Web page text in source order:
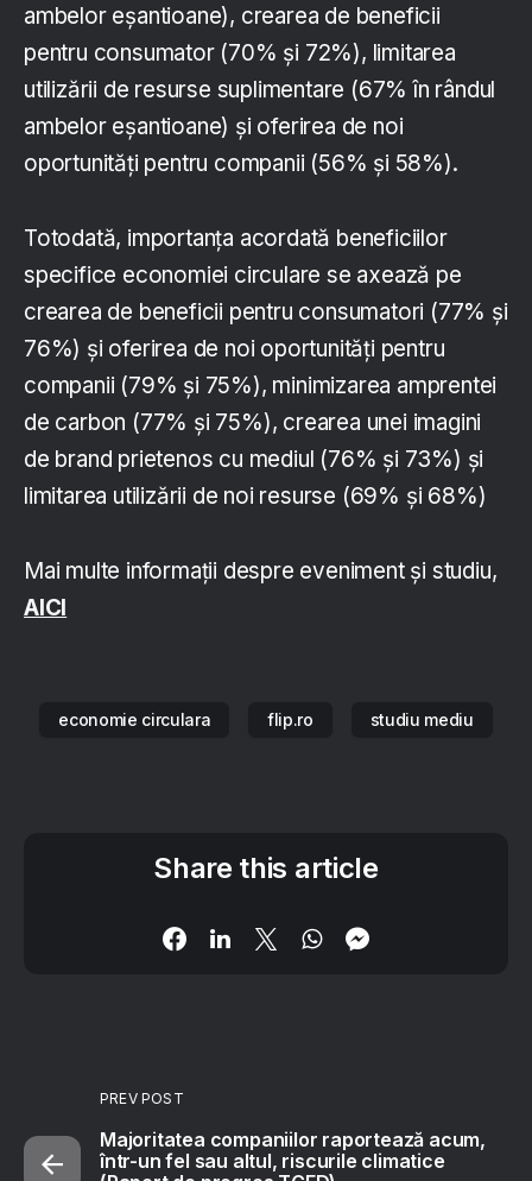
ambelor eșantioane), crearea de beneficii
pentru consumator (70% și 72%), limitarea
utilizării de resurse suplimentare (67% în rândul
ambelor eșantioane) și oferirea de noi
oportunități pentru companii (56% și 58%).
Totodată, importanța acordată beneficiilor
specifice economiei circulare se axează pe
crearea de beneficii pentru consumatori (77% și
76%) și oferirea de noi oportunități pentru
companii (79% și 75%), minimizarea amprentei
de carbon (77% și 75%), crearea unei imagini
de brand prietenos cu mediul (76% și 73%) și
limitarea utilizării de noi resurse (69% și 68%)
Mai multe informații despre eveniment și studiu,
AICI
economie circulara flip.ro studiu mediu
Share this article
PREV POST
Majoritatea companiilor raportează acum,
într-un fel sau altul, riscurile climatice